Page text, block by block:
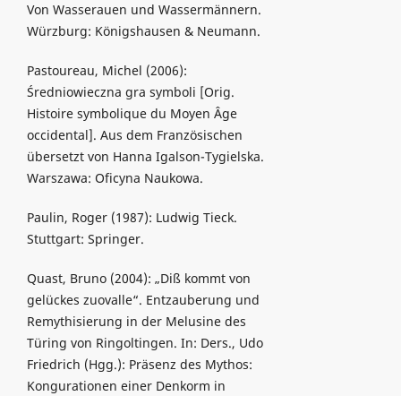
Von Wasserauen und Wassermännern.
Würzburg: Königshausen & Neumann.
Pastoureau, Michel (2006):
Średniowieczna gra symboli [Orig.
Histoire symbolique du Moyen Âge
occidental]. Aus dem Französischen
übersetzt von Hanna Igalson-Tygielska.
Warszawa: Oficyna Naukowa.
Paulin, Roger (1987): Ludwig Tieck.
Stuttgart: Springer.
Quast, Bruno (2004): „Diß kommt von
gelückes zuovalle“. Entzauberung und
Remythisierung in der Melusine des
Türing von Ringoltingen. In: Ders., Udo
Friedrich (Hgg.): Präsenz des Mythos:
Kongurationen einer Denkorm in